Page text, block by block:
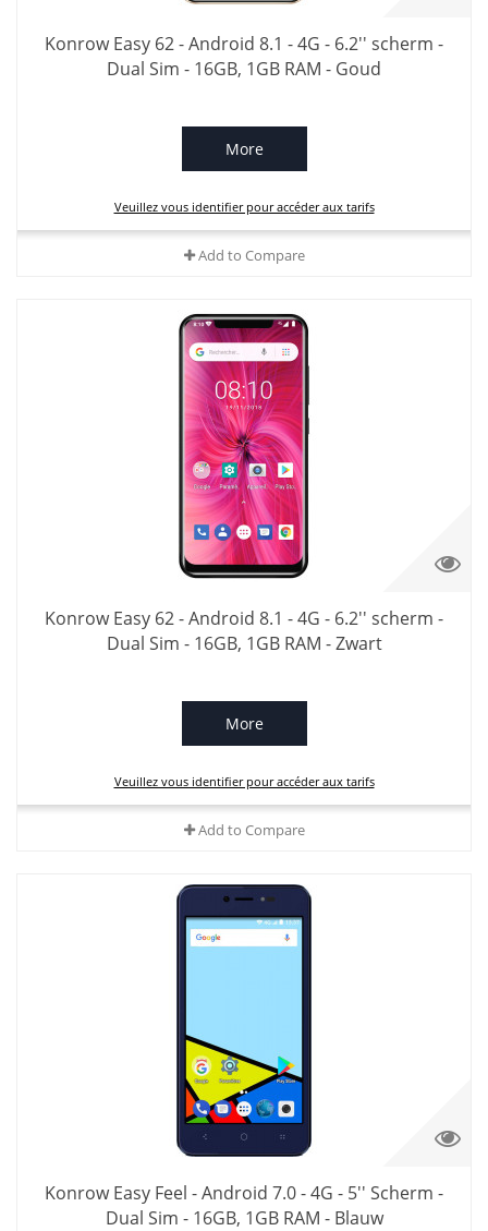
Konrow Easy 62 - Android 8.1 - 4G - 6.2'' scherm -
Dual Sim - 16GB, 1GB RAM - Goud
More
Veuillez vous identifier pour accéder aux tarifs
Add to Compare
Konrow Easy 62 - Android 8.1 - 4G - 6.2'' scherm -
Dual Sim - 16GB, 1GB RAM - Zwart
More
Veuillez vous identifier pour accéder aux tarifs
Add to Compare
Konrow Easy Feel - Android 7.0 - 4G - 5'' Scherm -
Dual Sim - 16GB, 1GB RAM - Blauw